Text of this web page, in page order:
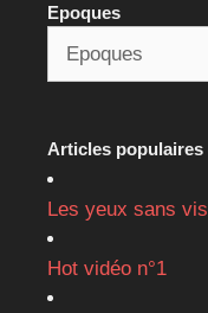
Epoques
Articles populaires
Les yeux sans
Hot vidéo n°1